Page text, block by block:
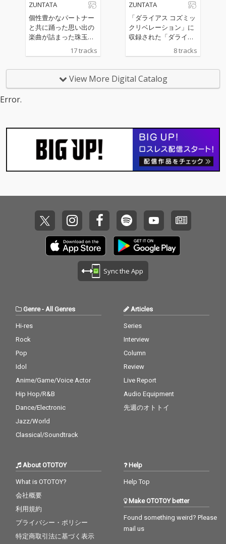
ムとなっており、グル
ーヴコースターユーザ
ーに限らず、音楽ゲー
ムファンやクラブミュ
める内容です。ゲーム
ーティスト陣の魅力と
スターの臨場感、高揚
感が凝縮した楽曲をぜ
ひ余すところなく体感
してください。
ZUNTATA
個性豊かなパートナー
と共に踊った思い出の
楽曲が詰まった珠玉の
アルバム。ゲーム未収
録の楽曲や、聴き応え
17 tracks
ZUNTATA
「ダライアス コズミッ
クリベレーション」に
収録された「ダライア
「Gダライアス」の追
シャルミニアルバム。
ZUNTATAのMASAKI、
8 tracks
View More Digital Catalog
Error.
Sync the App
Genre- All Genres
Hi-res
Rock
Pop
Idol
Anime/Game/Voice Actor
Hip Hop/R&B
Dance/Electronic
Jazz/World
Classical/Soundtrack
Articles
Series
Interview
Column
Review
Live Report
Audio Equipment
先週のオトトイ
About OTOTOY
What is OTOTOY?
会社概要
利用規約
プライバシー・ポリシー
特定商取引法に基づく表示
Help
Help Top
Make OTOTOY better
Found something weird? Please
mail us